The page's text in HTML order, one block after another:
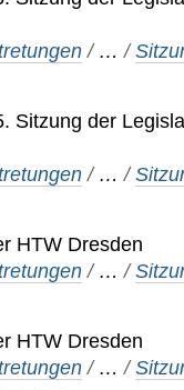
/ …/
Sitzung der
/ …/
HTW Dresden
/ …/
HTW Dresden
/ …/